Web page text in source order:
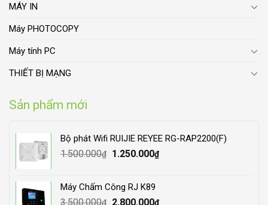
MÁY IN
Máy PHOTOCOPY
Máy tính PC
THIẾT BỊ MẠNG
Sản phẩm mới
Bộ phát Wifi RUIJIE REYEE RG-RAP2200(F)
1.500.000₫
Original
1.500.000₫.
1.250.000₫Current
Máy Chấm Công RJ K89
3.500.000₫
Original
2.800.000₫Current